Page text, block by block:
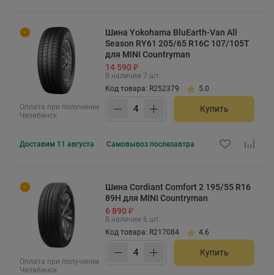
Оплата при получении
Челябинск
Шина Yokohama BluEarth-Van All
Season RY61 205/65 R16C 107/105T
для MINI Countryman
14 590 ₽
В наличии 7 шт.
Код товара: R252379
5.0
Купить
Доставим 11 августа Самовывоз послезавтра
Оплата при получении
Челябинск
Шина Cordiant Comfort 2 195/55 R16
89H для MINI Countryman
6 890 ₽
В наличии 6 шт.
Код товара: R217084
4.6
Купить